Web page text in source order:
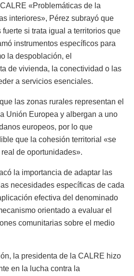
«Problemáticas de la
interiores», Pérez subrayó que
si trata igual a territorios que
instrumentos específicos para
la despoblación, el
de vivienda, la conectividad o las
a servicios esenciales.
las zonas rurales representan el
Unión Europea y albergan a uno
europeos, por lo que
que la cohesión territorial «se
de oportunidades».
la importancia de adaptar las
necesidades específicas de cada
efectiva del denominado
orientado a evaluar el
comunitarias sobre el medio
la presidenta de la CALRE hizo
en la lucha contra la